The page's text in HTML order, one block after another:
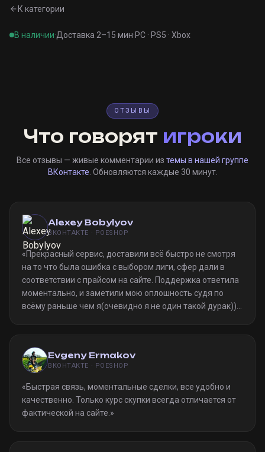
К категории
В наличии·Доставка 2–15 мин·PC · PS5 · Xbox
ОТЗЫВЫ
Что говорят игроки
Все отзывы — живые комментарии из темы в нашей группе
ВКонтакте . Обновляются каждые 30 минут.
Alexey Bobylyov
ВКОНТАКТЕ · POESHOP
«Прекрасный сервис, доставили всё быстро не смотря
на то что была ошибка с выбором лиги, сфер дали в
соответствии с прайсом на сайте. Поддержка ответила
моментально, и заметили мою оплошность судя по
всёму раньше чем я(очевидно я не один такой дурак)).
Evgeny Ermakov
ВКОНТАКТЕ · POESHOP
«Быстрая связь, моментальные сделки, все удобно и
качественно. Только курс скупки всегда отличается от
фактической на сайте. »